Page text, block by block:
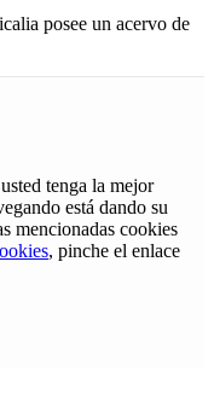
posee un acervo de
tenga la mejor
está dando su
mencionadas cookies
, pinche el enlace